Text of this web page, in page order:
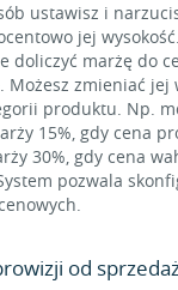
ustawisz i
jej
doliczyć marżę do
Możesz zmieniać jej
produktu. Np.
15%, gdy cena
30%, gdy cena
pozwala
od